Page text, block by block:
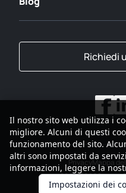
Richiedi
2001-2026Gruppo
PrivacyMappa
Il nostro sito web utilizza i
migliore. Alcuni di questi
funzionamento del sito.
altri sono impostati da
informazioni, leggere la
Impostazioni dei